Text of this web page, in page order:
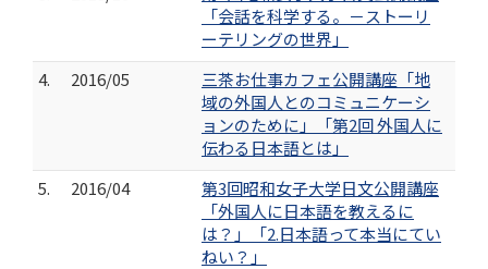
「会話を科学する。－ストーリ
ーテリングの世界」
4.
2016/05
三茶お仕事カフェ公開講座「地
域の外国人とのコミュニケーシ
ョンのために」「第2回 外国人に
伝わる日本語とは」
5.
2016/04
第3回昭和女子大学日文公開講座
「外国人に日本語を教えるに
は？」「2.日本語って本当にてい
ねい？」